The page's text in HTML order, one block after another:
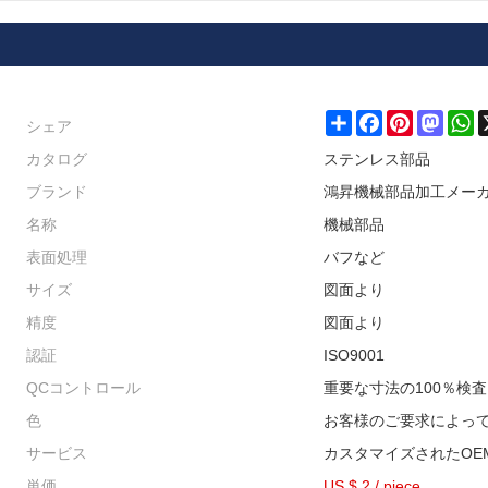
シェア ShareFacebookPinterest
カタログ
ステンレス部品
ブランド
鴻昇機械部品加工メー
名称
機械部品
表面処理
バフなど
サイズ
図面より
精度
図面より
認証
ISO9001
QCコントロール
重要な寸法の100％検査
色
お客様のご要求によっ
サービス
カスタマイズされた